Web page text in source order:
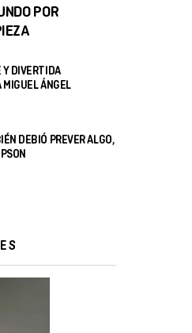
POR
DIVERTIDA
ÁNGEL
DEBIÓ PREVER ALGO,